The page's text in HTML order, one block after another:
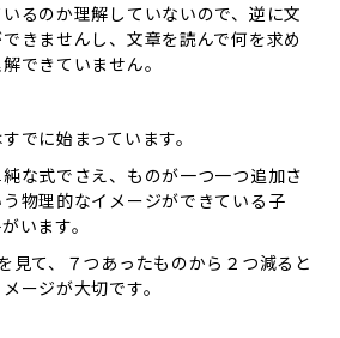
るのか理解していないので、逆に文
きませんし、文章を読んで何を求め
できていません。
でに始まっています。
な式でさえ、ものが一つ一つ追加さ
物理的なイメージができている子
います。
て、７つあったものから２つ減ると
ージが大切です。